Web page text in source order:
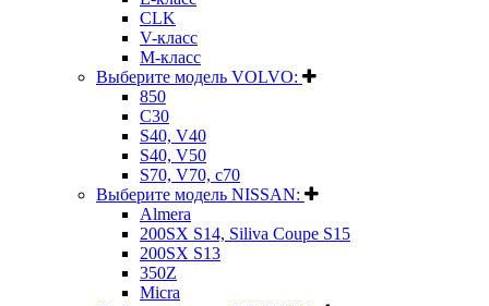
CLK
V-класс
M-класс
Выберите модель VOLVO:
850
C30
S40, V40
S40, V50
S70, V70, c70
Выберите модель NISSAN:
Almera
200SX S14, Siliva Coupe S15
200SX S13
350Z
Micra